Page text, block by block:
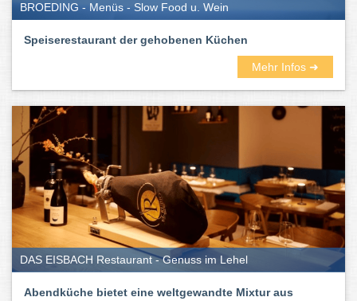
BROEDING - Menüs - Slow Food u. Wein
Speiserestaurant der gehobenen Küchen
Mehr Infos ➜
DAS EISBACH Restaurant - Genuss im Lehel
Abendküche bietet eine weltgewandte Mixtur aus